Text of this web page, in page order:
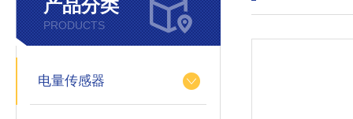
产品分类
PRODUCTS
电量传感器